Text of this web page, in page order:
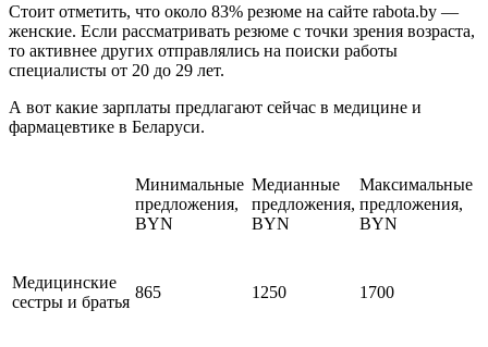
Стоит отметить, что около 83% резюме на сайте rabota.by —
женские. Если рассматривать резюме с точки зрения возраста,
то активнее других отправлялись на поиски работы
специалисты от 20 до 29 лет.
А вот какие зарплаты предлагают сейчас в медицине и
фармацевтике в Беларуси.
Минимальные
предложения,
BYN
Медианные
предложения,
BYN
Максимальные
предложения,
BYN
Медицинские
сестры и братья
865 1250 1700